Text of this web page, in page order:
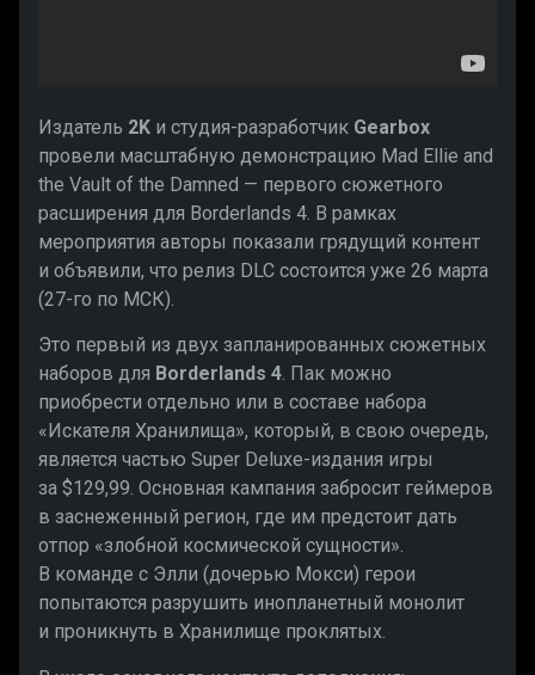
Издатель 2K и студия-разработчик Gearbox
провели масштабную демонстрацию Mad Ellie and
the Vault of the Damned — первого сюжетного
расширения для Borderlands 4. В рамках
мероприятия авторы показали грядущий контент
и объявили, что релиз DLC состоится уже 26 марта
(27-го по МСК).
Это первый из двух запланированных сюжетных
наборов для Borderlands 4. Пак можно
приобрести отдельно или в составе набора
«Искателя Хранилища», который, в свою очередь,
является частью Super Deluxe-издания игры
за $129,99. Основная кампания забросит геймеров
в заснеженный регион, где им предстоит дать
отпор «злобной космической сущности».
В команде с Элли (дочерью Мокси) герои
попытаются разрушить инопланетный монолит
и проникнуть в Хранилище проклятых.